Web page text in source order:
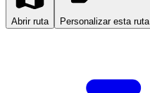
Abrir ruta Personalizar esta ruta